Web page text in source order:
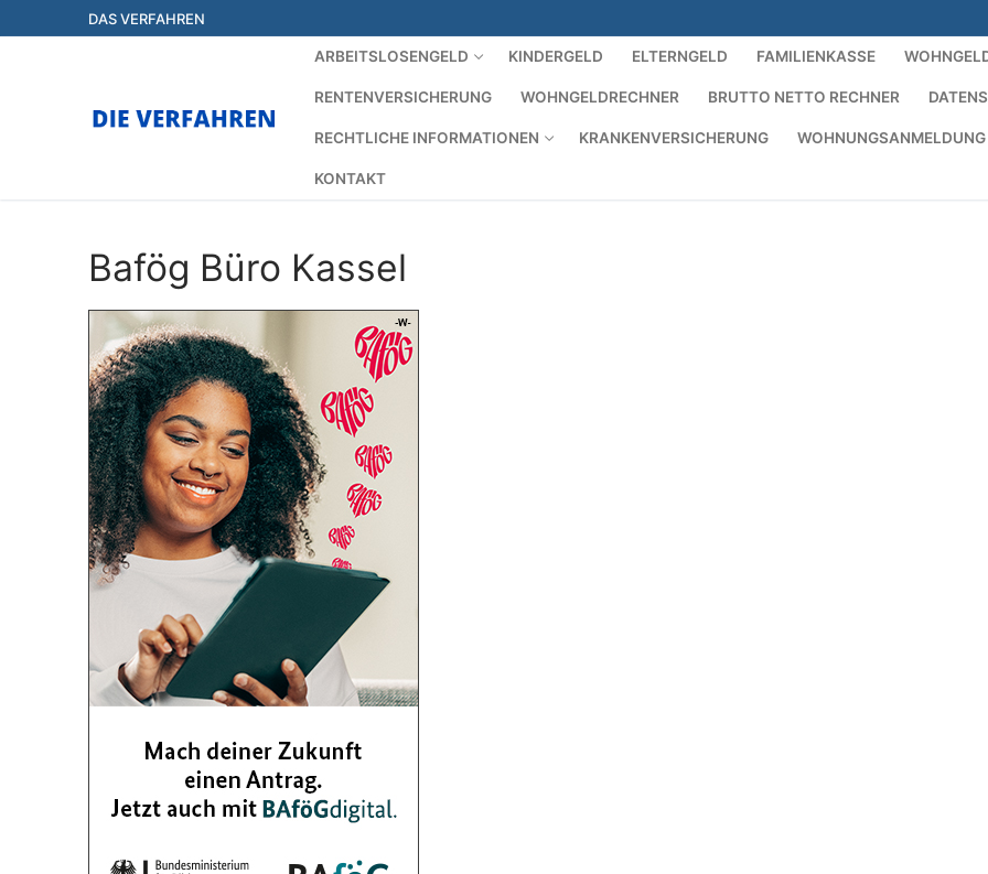
Inhalt
DAS VERFAHREN
ARBEITSLOSENGELD KINDERGELD ELTERNGELD FAMILIENKASSE
RENTENVERSICHERUNG WOHNGELDRECHNER BRUTTO NETTO RECHNER
RECHTLICHE INFORMATIONEN KRANKENVERSICHERUNG WOHNUNGSANMELDUNG
KONTAKT
Bafög Büro Kassel